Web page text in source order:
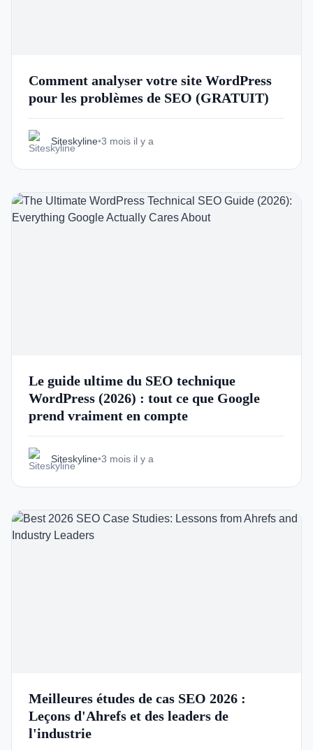
Comment analyser votre site WordPress
pour les problèmes de SEO (GRATUIT)
Siteskyline•3 mois il y a
Le guide ultime du SEO technique
WordPress (2026) : tout ce que Google
prend vraiment en compte
Siteskyline•3 mois il y a
Meilleures études de cas SEO 2026 :
Leçons d'Ahrefs et des leaders de
l'industrie